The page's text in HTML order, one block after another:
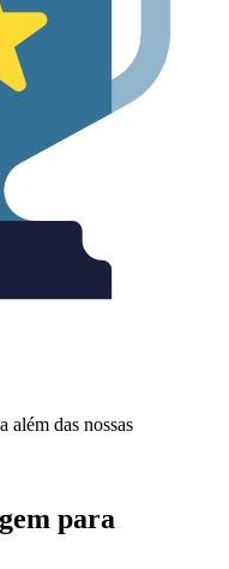
além das nossas
para